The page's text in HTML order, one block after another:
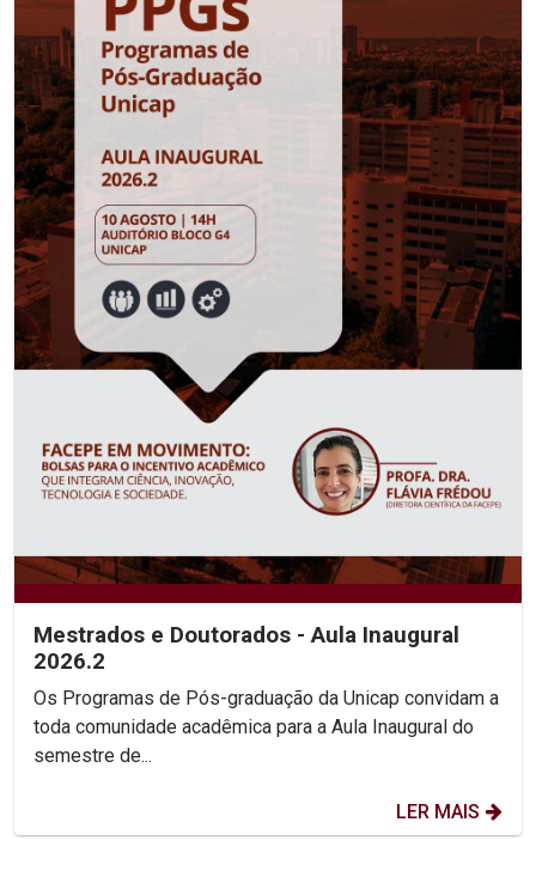
Mestrados e Doutorados - Aula Inaugural
2026.2
Os Programas de Pós-graduação da Unicap convidam a
toda comunidade acadêmica para a Aula Inaugural do
semestre de...
LER MAIS